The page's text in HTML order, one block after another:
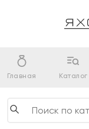
Главная Каталог